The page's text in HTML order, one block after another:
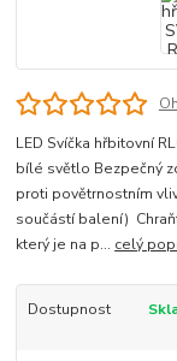
LED Svíčka hřbitovní
bílé světlo Bezpečný
proti povětrnostním
součástí balení)
který je na p... celý
Dostupnost